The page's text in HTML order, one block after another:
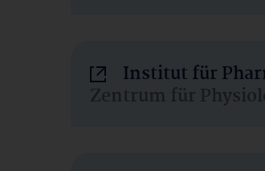
Institut für
Zentrum für